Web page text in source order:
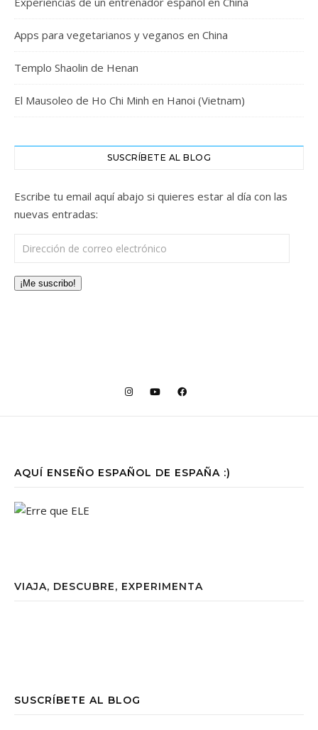
Apps para vegetarianos y veganos en China
Templo Shaolin de Henan
El Mausoleo de Ho Chi Minh en Hanoi (Vietnam)
SUSCRÍBETE AL BLOG
Escribe tu email aquí abajo si quieres estar al día con las
nuevas entradas:
Dirección de correo electrónico
¡Me suscribo!
AQUÍ ENSEÑO ESPAÑOL DE ESPAÑA :)
VIAJA, DESCUBRE, EXPERIMENTA
SUSCRÍBETE AL BLOG